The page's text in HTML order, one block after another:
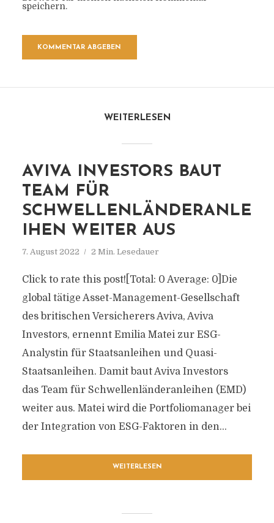
speichern.
WEITERLESEN
AVIVA INVESTORS BAUT
TEAM FÜR
SCHWELLENLÄNDERANLE
IHEN WEITER AUS
7. August 2022 2 Min. Lesedauer
Click to rate this post![Total: 0 Average: 0]Die
global tätige Asset-Management-Gesellschaft
des britischen Versicherers Aviva, Aviva
Investors, ernennt Emilia Matei zur ESG-
Analystin für Staatsanleihen und Quasi-
Staatsanleihen. Damit baut Aviva Investors
das Team für Schwellenländeranleihen (EMD)
weiter aus. Matei wird die Portfoliomanager bei
der Integration von ESG-Faktoren in den...
WEITERLESEN